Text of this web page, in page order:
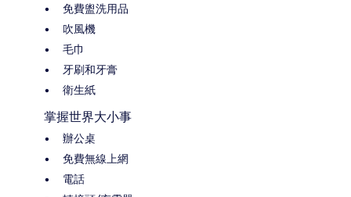
免費盥洗用品
吹風機
毛巾
牙刷和牙膏
衛生紙
掌握世界大小事
辦公桌
免費無線上網
電話